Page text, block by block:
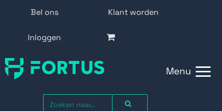
Bel ons Klant worden
Inloggen
Menu